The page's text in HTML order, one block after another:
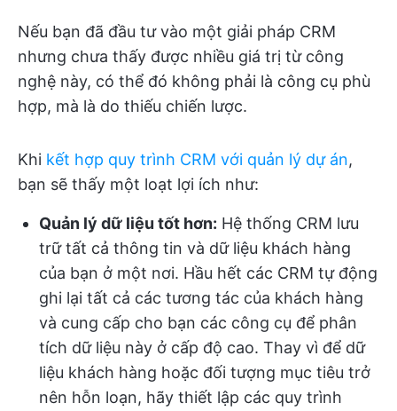
Nếu bạn đã đầu tư vào một giải pháp CRM
nhưng chưa thấy được nhiều giá trị từ công
nghệ này, có thể đó không phải là công cụ phù
hợp, mà là do thiếu chiến lược.
Khi kết hợp quy trình CRM với quản lý dự án,
bạn sẽ thấy một loạt lợi ích như:
Quản lý dữ liệu tốt hơn: Hệ thống CRM lưu
trữ tất cả thông tin và dữ liệu khách hàng
của bạn ở một nơi. Hầu hết các CRM tự động
ghi lại tất cả các tương tác của khách hàng
và cung cấp cho bạn các công cụ để phân
tích dữ liệu này ở cấp độ cao. Thay vì để dữ
liệu khách hàng hoặc đối tượng mục tiêu trở
nên hỗn loạn, hãy thiết lập các quy trình